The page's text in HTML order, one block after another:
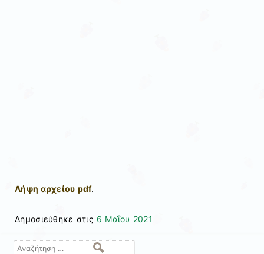
Λήψη αρχείου pdf.
Δημοσιεύθηκε στις 6 Μαΐου 2021
Αναζήτηση